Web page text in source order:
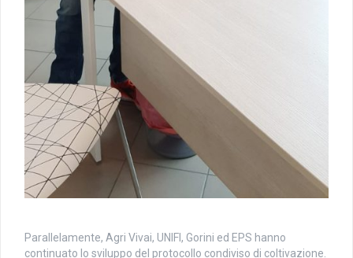
Parallelamente, Agri Vivai, UNIFI, Gorini ed EPS hanno
continuato lo sviluppo del protocollo condiviso di coltivazione.